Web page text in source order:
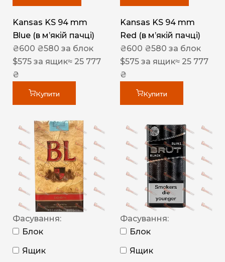
Kansas KS 94 mm
Blue (в мʼякій пачці)
₴600 ₴580 за блок
$575 за ящик≈ 25 777
₴
Купити
Kansas KS 94 mm
Red (в мʼякій пачці)
₴600 ₴580 за блок
$575 за ящик≈ 25 777
₴
Купити
Фасування:
Блок
Ящик
Фасування:
Блок
Ящик